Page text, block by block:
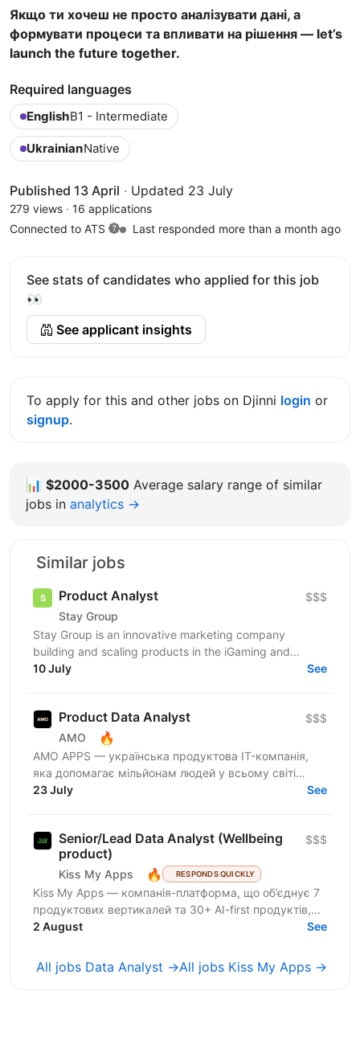
Якщо ти хочеш не просто аналізувати дані, а
формувати процеси та впливати на рішення — let’s
launch the future together.
Required languages
EnglishB1 - Intermediate
UkrainianNative
Published 13 April · Updated 23 July
279 views · 16 applications
Connected to ATS
Last responded more than a month ago
See stats of candidates who applied for this job
👀
See applicant insights
To apply for this and other jobs on Djinni login or
signup.
📊 $2000-3500 Average salary range of similar
jobs in analytics →
Similar jobs
Product Analyst
Stay Group
$$$
Stay Group is an innovative marketing company
building and scaling products in the iGaming and
entertainment industry. We are looking for a Product
10 July See
Product Data Analyst
AMO 🔥
$$$
AMО APPS — українська продуктова IT-компанія,
яка допомагає мільйонам людей у всьому світі
змінювати життя завдяки здоровим звичкам. Ми
23 July See
Senior/Lead Data Analyst (Wellbeing
product)
Kiss My Apps 🔥 RESPONDS QUICKLY
$$$
Kiss My Apps — компанія-платформа, що об’єднує 7
продуктових вертикалей та 30+ AI-first продуктів,
100+ мільйонів користувачів, власну екосистему...
2 August See
All jobs Data Analyst →All jobs Kiss My Apps →